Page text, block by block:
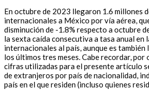
En octubre de 2023 llegaron 1.6 millones
internacionales a México por vía aérea,
disminución de -1.8% respecto a octubre
la sexta caída consecutiva a tasa anual en
internacionales al país, aunque es también
los últimos tres meses. Cabe recordar, por
cifras utilizadas para el presente artículo
de extranjeros por país de nacionalidad,
país en el que residen (incluso quienes